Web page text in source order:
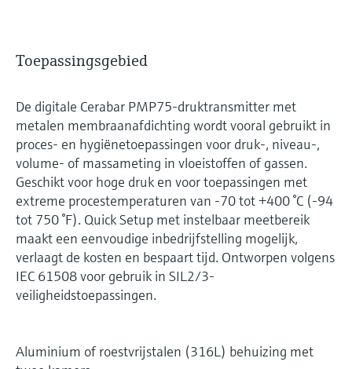
Toepassingsgebied
De digitale Cerabar PMP75-druktransmitter met
metalen membraanafdichting wordt vooral gebruikt in
proces- en hygiënetoepassingen voor druk-, niveau-,
volume- of massameting in vloeistoffen of gassen.
Geschikt voor hoge druk en voor toepassingen met
extreme procestemperaturen van -70 tot +400 °C (-94
tot 750 °F). Quick Setup met instelbaar meetbereik
maakt een eenvoudige inbedrijfstelling mogelijk,
verlaagt de kosten en bespaart tijd. Ontworpen volgens
IEC 61508 voor gebruik in SIL2/3-
veiligheidstoepassingen.
Aluminium of roestvrijstalen (316L) behuizing met